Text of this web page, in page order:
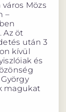
Mözs
–
Az öt
után 3
kívül
és
magukat